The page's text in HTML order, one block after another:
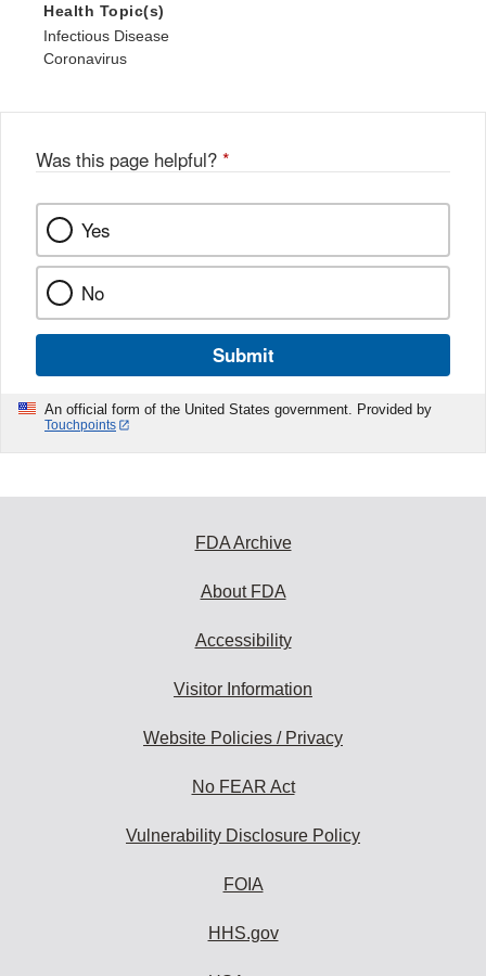
Health Topic(s)
Infectious Disease
Coronavirus
Was this page helpful? *
Yes
No
Submit
An official form of the United States government. Provided by
Touchpoints
FDA Archive
About FDA
Accessibility
Visitor Information
Website Policies / Privacy
No FEAR Act
Vulnerability Disclosure Policy
FOIA
HHS.gov